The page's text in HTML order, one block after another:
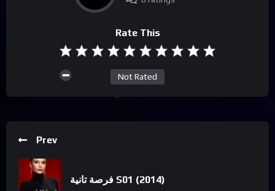
Rate This
Not Rated
Prev
فرصة تانية S01 (2014)